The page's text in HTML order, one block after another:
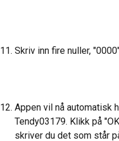
Skriv inn fire nuller,
Appen vil nå automatisk
Tendy03179. Klikk på
skriver du det som står